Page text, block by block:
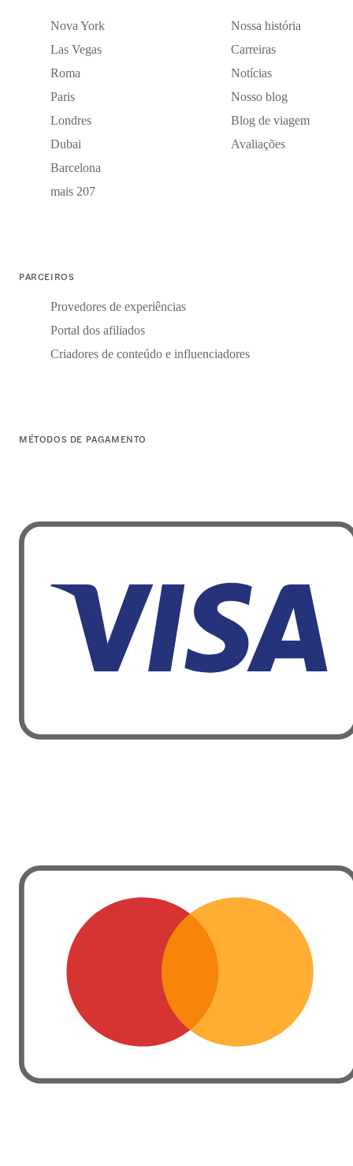
Nova York
Las Vegas
Roma
Paris
Londres
Dubai
Barcelona
mais 207
Nossa história
Carreiras
Notícias
Nosso blog
Blog de viagem
Avaliações
PARCEIROS
Provedores de experiências
Portal dos afiliados
Criadores de conteúdo e influenciadores
MÉTODOS DE PAGAMENTO